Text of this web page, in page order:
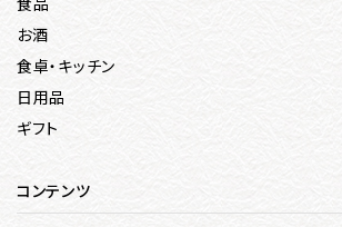
お酒
食卓・キッチン
日用品
ギフト
コンテンツ